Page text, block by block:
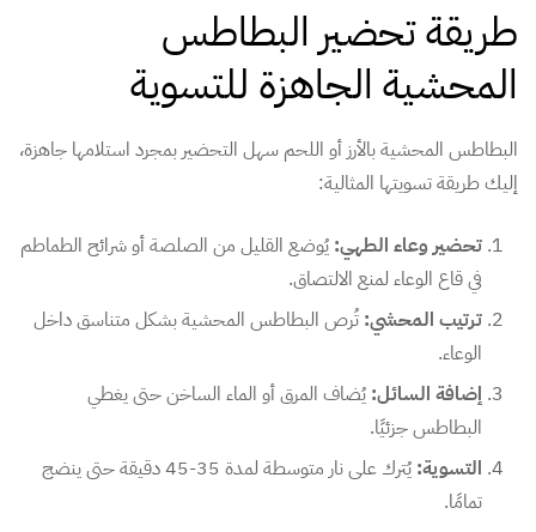
طريقة تحضير البطاطس
المحشية الجاهزة للتسوية
البطاطس المحشية بالأرز أو اللحم سهل التحضير بمجرد استلامها جاهزة،
إليك طريقة تسويتها المثالية:
تحضير وعاء الطهي: يُوضع القليل من الصلصة أو شرائح الطماطم
في قاع الوعاء لمنع الالتصاق.
ترتيب المحشي: تُرص البطاطس المحشية بشكل متناسق داخل
الوعاء.
إضافة السائل: يُضاف المرق أو الماء الساخن حتى يغطي
البطاطس جزئيًا.
التسوية:
يُترك على نار متوسطة لمدة 35-45 دقيقة حتى ينضج
تمامًا.